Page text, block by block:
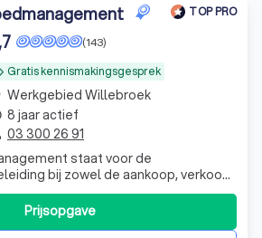
TOP PRO
Gratis kennismakingsgesprek
(143)
staat voor de
bij zowel de aankoop, verkoop,
van residentieel vastgoed.
Prijsopgave
Werkgebied Willebroek
8 jaar actief
03 300 26 91